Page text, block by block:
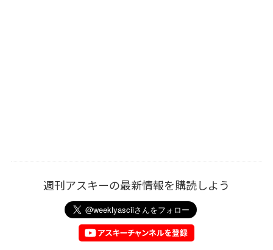
週刊アスキーの最新情報を購読しよう